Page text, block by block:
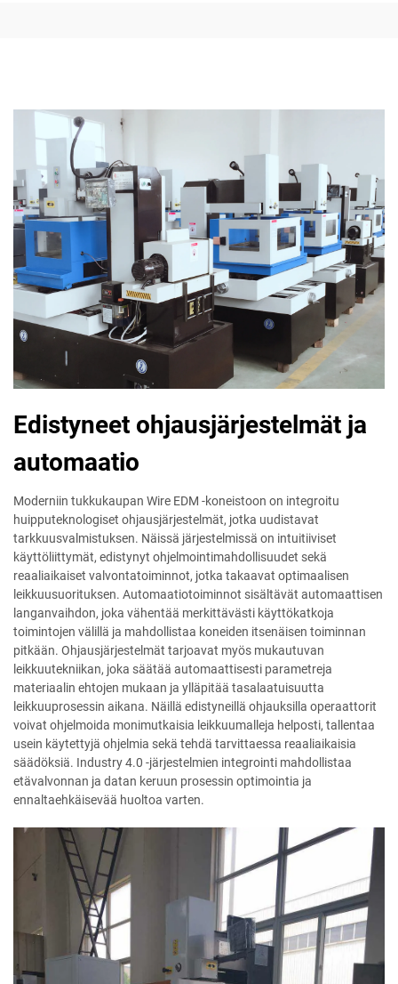
Edistyneet ohjausjärjestelmät ja
automaatio
Moderniin tukkukaupan Wire EDM -koneistoon on integroitu
huipputeknologiset ohjausjärjestelmät, jotka uudistavat
tarkkuusvalmistuksen. Näissä järjestelmissä on intuitiiviset
käyttöliittymät, edistynyt ohjelmointimahdollisuudet sekä
reaaliaikaiset valvontatoiminnot, jotka takaavat optimaalisen
leikkuusuorituksen. Automaatiotoiminnot sisältävät automaattisen
langanvaihdon, joka vähentää merkittävästi käyttökatkoja
toimintojen välillä ja mahdollistaa koneiden itsenäisen toiminnan
pitkään. Ohjausjärjestelmät tarjoavat myös mukautuvan
leikkuutekniikan, joka säätää automaattisesti parametreja
materiaalin ehtojen mukaan ja ylläpitää tasalaatuisuutta
leikkuuprosessin aikana. Näillä edistyneillä ohjauksilla operaattorit
voivat ohjelmoida monimutkaisia leikkuumalleja helposti, tallentaa
usein käytettyjä ohjelmia sekä tehdä tarvittaessa reaaliaikaisia
säädöksiä. Industry 4.0 -järjestelmien integrointi mahdollistaa
etävalvonnan ja datan keruun prosessin optimointia ja
ennaltaehkäisevää huoltoa varten.